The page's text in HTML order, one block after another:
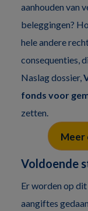
aanhouden van
beleggingen?
hele andere
consequenties,
Naslag dossier,
fonds voor
zetten.
Meer
Voldoende
Er worden op
aangiftes